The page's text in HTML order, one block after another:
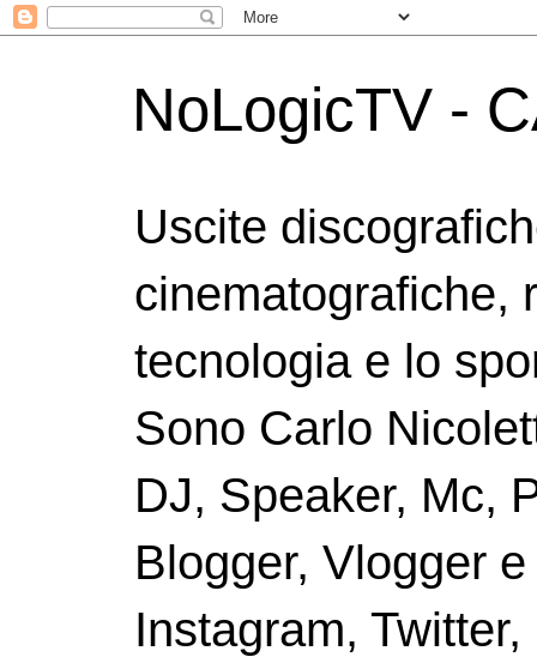
NoLogicTV -
Uscite
cinematografiche,
tecnologia e lo
Sono Carlo
DJ, Speaker, Mc,
Blogger, Vlogger
Instagram,